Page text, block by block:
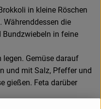
in kleine Röschen
die
Bundzwiebeln in feine
Gemüse darauf
und mit Salz, Pfeffer und
gießen. Feta darüber